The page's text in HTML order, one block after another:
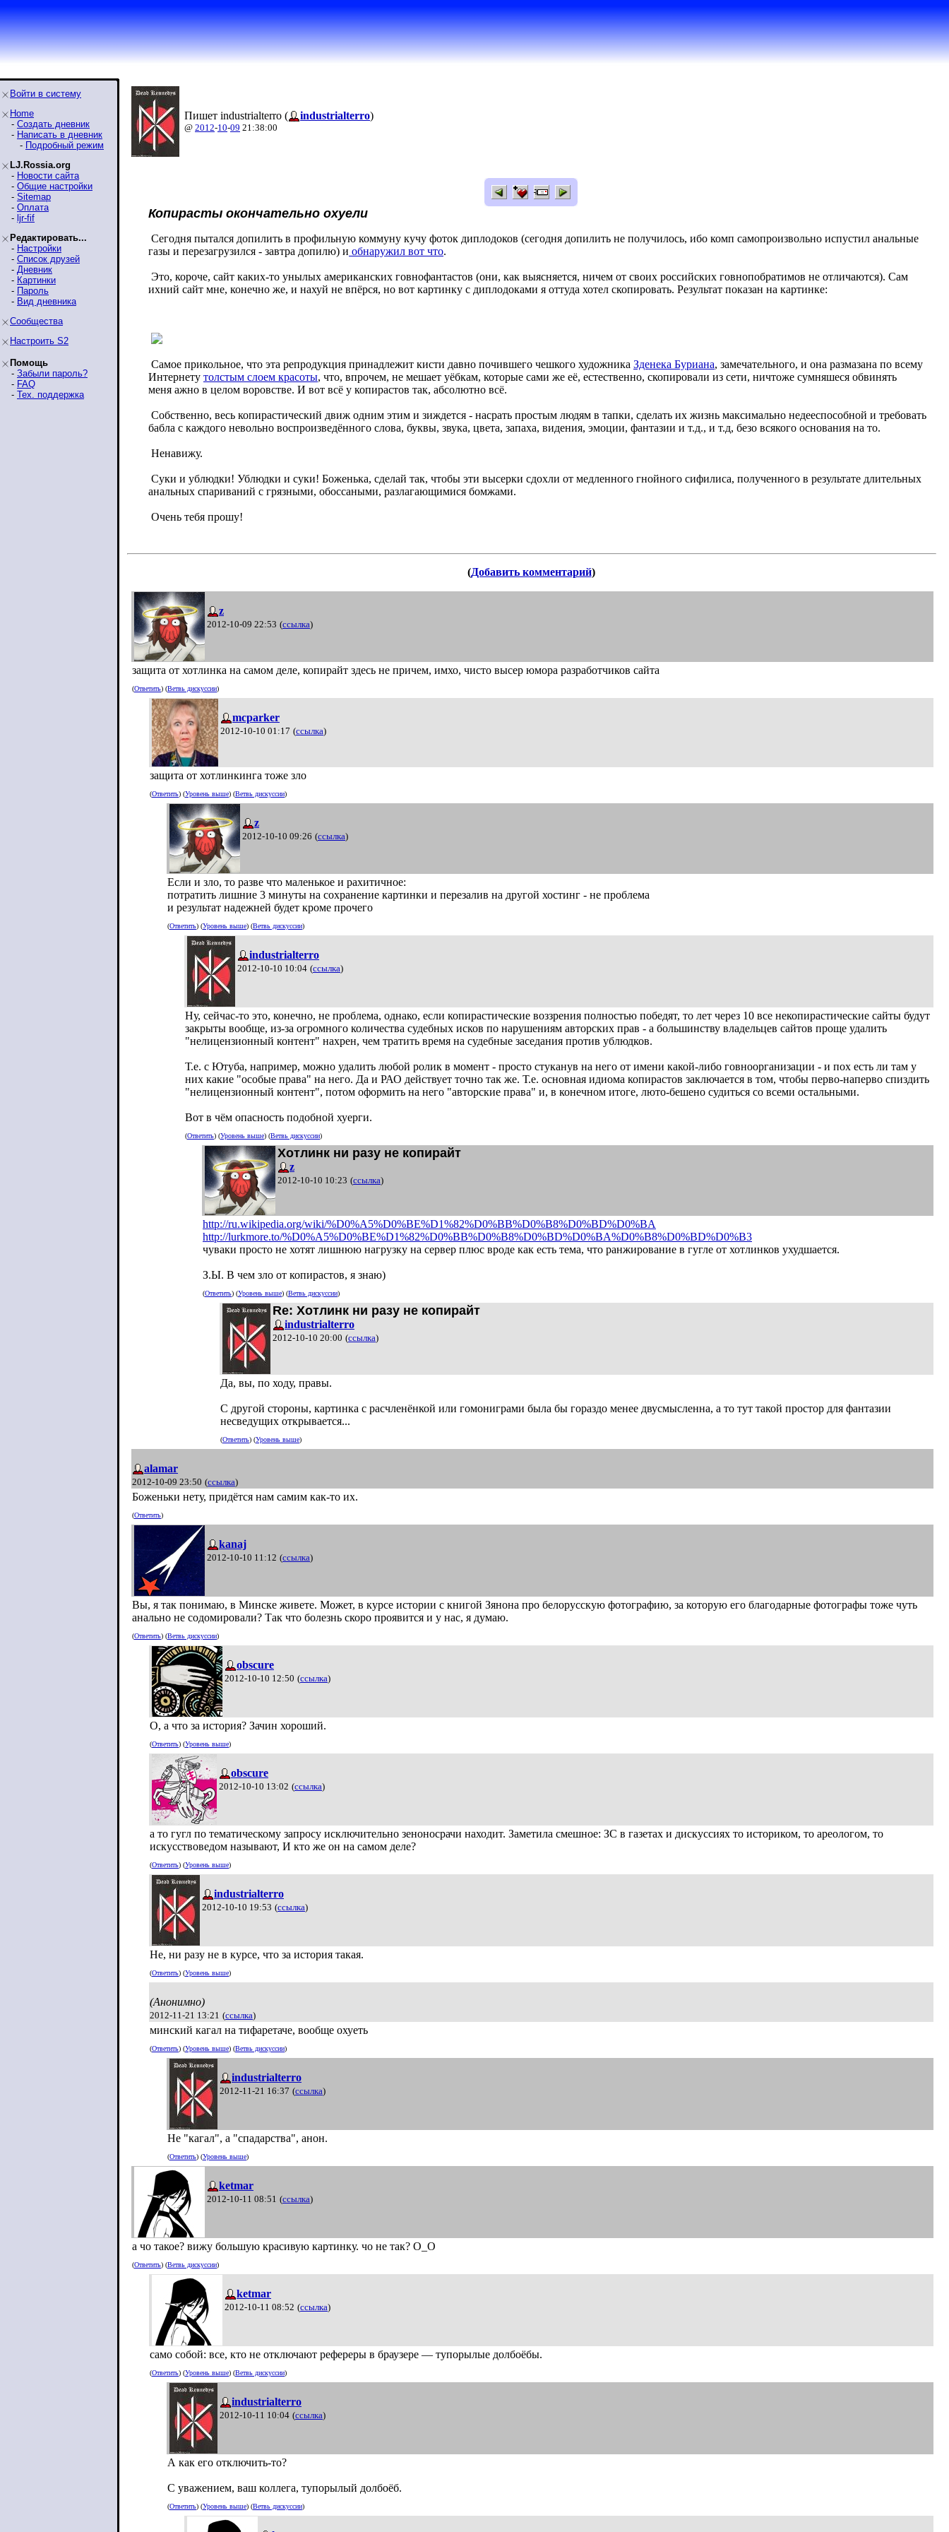
Войти в систему
Home
- Создать дневник
- Написать в дневник
- Подробный режим
LJ.Rossia.org
- Новости сайта
- Общие настройки
- Sitemap
- Оплата
- ljr-fif
Редактировать...
- Настройки
- Список друзей
- Дневник
- Картинки
- Пароль
- Вид дневника
Сообщества
Настроить S2
Помощь
- Забыли пароль?
- FAQ
- Тех. поддержка
Пишет industrialterro ( industrialterro)
@ 2012-10-09 21:38:00
Копирасты окончательно охуели
Сегодня пытался допилить в профильную коммуну кучу фоток диплодоков (сегодня допилить не получилось, ибо комп самопроизвольно испустил анальные
газы и перезагрузился - завтра допилю) и обнаружил вот что.
Это, короче, сайт каких-то унылых американских говнофантастов (они, как выясняется, ничем от своих российских говнопобратимов не отличаются). Сам
ихний сайт мне, конечно же, и нахуй не впёрся, но вот картинку с диплодоками я оттуда хотел скопировать. Результат показан на картинке:
Самое прикольное, что эта репродукция принадлежит кисти давно почившего чешкого художника Зденека Буриана, замечательного, и она размазана по всему
Интернету толстым слоем красоты, что, впрочем, не мешает уёбкам, которые сами же её, естественно, скопировали из сети, ничтоже сумняшеся обвинять
меня ажно в целом воровстве. И вот всё у копирастов так, абсолютно всё.
Собственно, весь копирастический движ одним этим и зиждется - насрать простым людям в тапки, сделать их жизнь максимально недееспособной и требовать
бабла с каждого невольно воспроизведённого слова, буквы, звука, цвета, запаха, видения, эмоции, фантазии и т.д., и т.д, безо всякого основания на то.
Ненавижу.
Суки и ублюдки! Ублюдки и суки! Боженька, сделай так, чтобы эти высерки сдохли от медленного гнойного сифилиса, полученного в результате длительных
анальных спариваний с грязными, обоссаными, разлагающимися бомжами.
Очень тебя прошу!
(Добавить комментарий)
z
2012-10-09 22:53 (ссылка)
защита от хотлинка на самом деле, копирайт здесь не причем, имхо, чисто высер юмора разработчиков сайта
(Ответить) (Ветвь дискуссии)
mcparker
2012-10-10 01:17 (ссылка)
защита от хотлинкинга тоже зло
(Ответить) (Уровень выше) (Ветвь дискуссии)
z
2012-10-10 09:26 (ссылка)
Если и зло, то разве что маленькое и рахитичное:
потратить лишние 3 минуты на сохранение картинки и перезалив на другой хостинг - не проблема
и результат надежней будет кроме прочего
(Ответить) (Уровень выше) (Ветвь дискуссии)
industrialterro
2012-10-10 10:04 (ссылка)
Ну, сейчас-то это, конечно, не проблема, однако, если копирастические воззрения полностью победят, то лет через 10 все некопирастические сайты будут
закрыты вообще, из-за огромного количества судебных исков по нарушениям авторских прав - а большинству владельцев сайтов проще удалить
"нелицензионный контент" нахрен, чем тратить время на судебные заседания против ублюдков.
Т.е. с Ютуба, например, можно удалить любой ролик в момент - просто стуканув на него от имени какой-либо говноорганизации - и пох есть ли там у
них какие "особые права" на него. Да и РАО действует точно так же. Т.е. основная идиома копирастов заключается в том, чтобы перво-наперво спиздить
"нелицензионный контент", потом оформить на него "авторские права" и, в конечном итоге, люто-бешено судиться со всеми остальными.
Вот в чём опасность подобной хуерги.
(Ответить) (Уровень выше) (Ветвь дискуссии)
Хотлинк ни разу не копирайт
z
2012-10-10 10:23 (ссылка)
http://ru.wikipedia.org/wiki/%D0%A5%D0%BE%D1%82%D0%BB%D0%B8%D0%BD%D0%BA
http://lurkmore.to/%D0%A5%D0%BE%D1%82%D0%BB%D0%B8%D0%BD%D0%BA%D0%B8%D0%BD%D0%B3
чуваки просто не хотят лишнюю нагрузку на сервер плюс вроде как есть тема, что ранжирование в гугле от хотлинков ухудшается.
З.Ы. В чем зло от копирастов, я знаю)
(Ответить) (Уровень выше) (Ветвь дискуссии)
Re: Хотлинк ни разу не копирайт
industrialterro
2012-10-10 20:00 (ссылка)
Да, вы, по ходу, правы.
С другой стороны, картинка с расчленёнкой или гомониграми была бы гораздо менее двусмысленна, а то тут такой простор для фантазии
несведущих открывается...
(Ответить) (Уровень выше)
alamar
2012-10-09 23:50 (ссылка)
Боженьки нету, придётся нам самим как-то их.
(Ответить)
kanaj
2012-10-10 11:12 (ссылка)
Вы, я так понимаю, в Минске живете. Может, в курсе истории с книгой Зянона про белорусскую фотографию, за которую его благодарные фотографы тоже чуть
анально не содомировали? Так что болезнь скоро проявится и у нас, я думаю.
(Ответить) (Ветвь дискуссии)
obscure
2012-10-10 12:50 (ссылка)
О, а что за история? Зачин хороший.
(Ответить) (Уровень выше)
obscure
2012-10-10 13:02 (ссылка)
а то гугл по тематическому запросу исключительно зеноносрачи находит. Заметила смешное: ЗС в газетах и дискуссиях то историком, то ареологом, то
искусствоведом называют, И кто же он на самом деле?
(Ответить) (Уровень выше)
industrialterro
2012-10-10 19:53 (ссылка)
Не, ни разу не в курсе, что за история такая.
(Ответить) (Уровень выше)
(Анонимно)
2012-11-21 13:21 (ссылка)
минский кагал на тифаретаче, вообще охуеть
(Ответить) (Уровень выше) (Ветвь дискуссии)
industrialterro
2012-11-21 16:37 (ссылка)
Не "кагал", а "спадарства", анон.
(Ответить) (Уровень выше)
ketmar
2012-10-11 08:51 (ссылка)
а чо такое? вижу большую красивую картинку. чо не так? O_O
(Ответить) (Ветвь дискуссии)
ketmar
2012-10-11 08:52 (ссылка)
само собой: все, кто не отключают рефереры в браузере — тупорылые долбоёбы.
(Ответить) (Уровень выше) (Ветвь дискуссии)
industrialterro
2012-10-11 10:04 (ссылка)
А как его отключить-то?
С уважением, ваш коллега, тупорылый долбоёб.
(Ответить) (Уровень выше) (Ветвь дискуссии)